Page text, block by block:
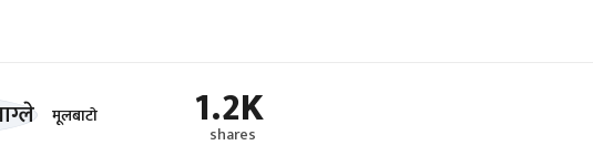
मूलबाटाे 1.2K
shares